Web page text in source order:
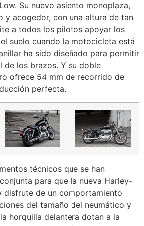
Su nuevo asiento monoplaza,
y acogedor, con una altura de tan
a todos los pilotos apoyar los
suelo cuando la motocicleta está
ha sido diseñado para permitir
de los brazos. Y su doble
ofrece 54 mm de recorrido de
perfecta.
técnicos que se han
para que la nueva Harley-
disfrute de un comportamiento
del tamaño del neumático y
horquilla delantera dotan a la